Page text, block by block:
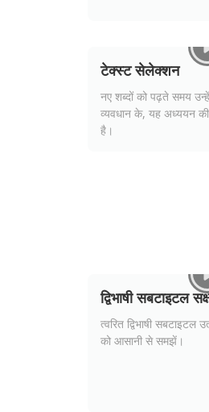
टेक्स्ट सेलेक्शन
नए शब्दों को पढ़ते समय
व्यवधान के, यह अध्ययन की
है।
द्विभाषी सबटाइटल
त्वरित द्विभाषी सबटाइटल
को आसानी से समझें।